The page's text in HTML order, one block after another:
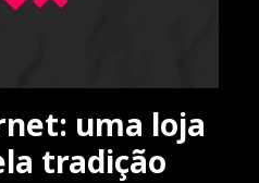
uma loja
tradição